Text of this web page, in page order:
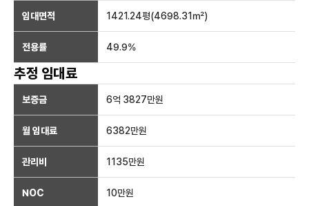
임대면적 1421.24평(4698.31㎡)
전용률 49.9%
추정 임대료
보증금 6억 3827만원
월 임대료 6382만원
관리비 1135만원
NOC 10만원